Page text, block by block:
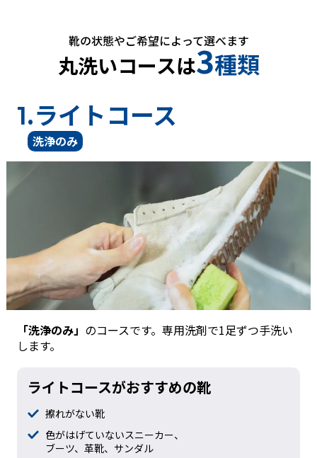
靴の状態やご希望によって選べます
丸洗いコースは3種類
1.ライトコース
洗浄のみ
「洗浄のみ」 のコースです。専用洗剤で1足ずつ手洗い
します。
ライトコースがおすすめの靴
擦れがない靴
色がはげていないスニーカー、
ブーツ、革靴、サンダル